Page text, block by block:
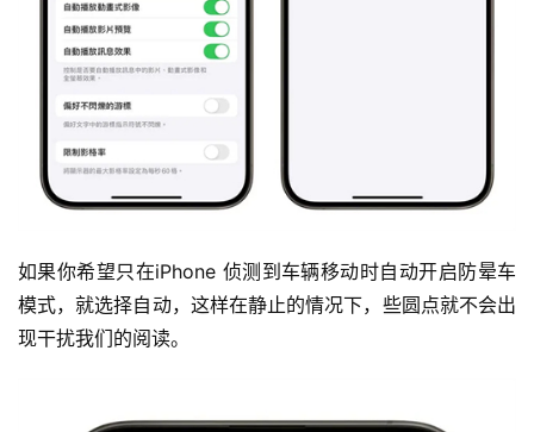
如果你希望只在iPhone 侦测到车辆移动时自动开启防晕车
模式，就选择自动，这样在静止的情况下，些圆点就不会出
现干扰我们的阅读。